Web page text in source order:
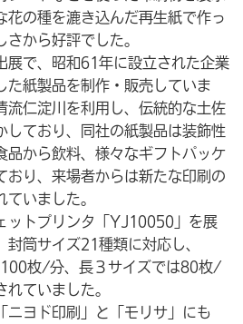
花の種を漉き込んだ再生紙で作っ
から好評でした。
展で、昭和61年に設立された企業
た紙製品を制作・販売していま
流仁淀川を利用し、伝統的な土佐
しており、同社の紙製品は装飾性
品から飲料、様々なギフトパッケ
おり、来場者からは新たな印刷の
いました。
ットプリンタ「YJ10050」を展
筒サイズ21種類に対応し、
枚/分、長３サイズでは80枚/
ていました。
ニヨド印刷」と「モリサ」にも